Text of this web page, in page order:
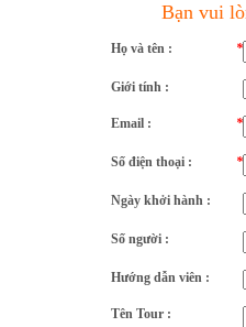
Bạn vui
Họ và tên : *
Giới tính :
Email : *
Số điện thoại : *
Ngày khởi hành :
Số người :
Hướng dẫn viên :
Tên Tour :